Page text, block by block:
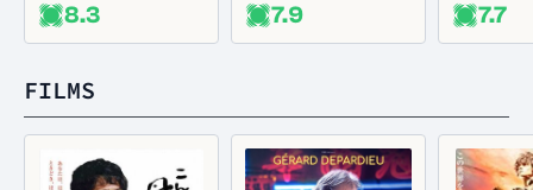
8.3 7.9 7.7
FILMS